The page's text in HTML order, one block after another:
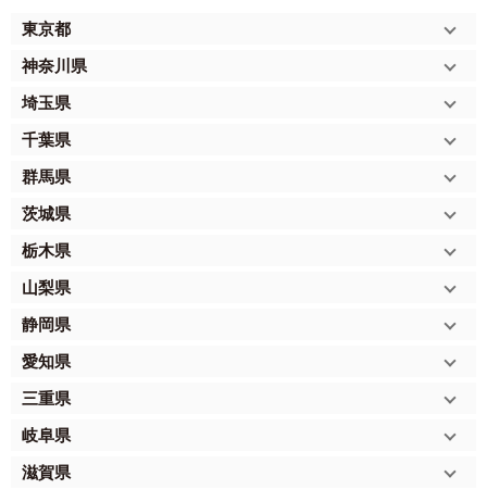
東京都
神奈川県
埼玉県
千葉県
群馬県
茨城県
栃木県
山梨県
静岡県
愛知県
三重県
岐阜県
滋賀県